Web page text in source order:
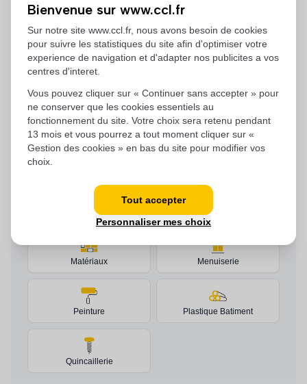
Bienvenue sur www.ccl.fr
Sur notre site www.ccl.fr, nous avons besoin de cookies
pour suivre les statistiques du site afin d'optimiser votre
experience de navigation et d'adapter nos publicites a vos
centres d'interet.
Vous pouvez cliquer sur « Continuer sans accepter » pour
ne conserver que les cookies essentiels au
fonctionnement du site. Votre choix sera retenu pendant
13 mois et vous pourrez a tout moment cliquer sur «
Gestion des cookies » en bas du site pour modifier vos
choix.
Tout accepter
Personnaliser mes choix
NOS ACTIVITÉS
Consommable Couverture
Matériaux Menuiserie
Peinture Plastique Batiment
Quincaillerie